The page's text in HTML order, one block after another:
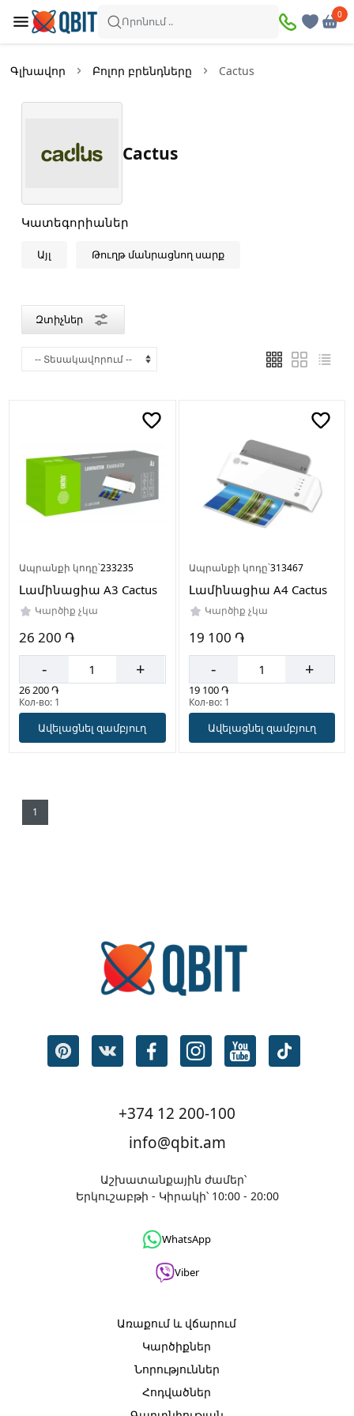
Որոնում ..
0
Գլխավոր Բոլոր բրենդները Cactus
Cactus
Կատեգորիաներ
Այլ Թուղթ մանրացնող սարք
Զտիչներ
Զտիչներ
Արտադրող
Ապրանքի կոդը՝233235
Լամինացիա A3 Cactus
Կարծիք չկա
26 200 ֏
- +
26 200 ֏
Кол-во: 1
Ավելացնել զամբյուղ
Ապրանքի կոդը՝313467
Լամինացիա A4 Cactus
Կարծիք չկա
19 100 ֏
- +
19 100 ֏
Кол-во: 1
Ավելացնել զամբյուղ
1
+374 12 200-100
info@qbit.am
Աշխատանքային ժամեր՝
Երկուշաբթի - Կիրակի՝ 10:00 - 20:00
WhatsApp
Viber
Առաքում և վճարում
Կարծիքներ
Նորություններ
Հոդվածներ